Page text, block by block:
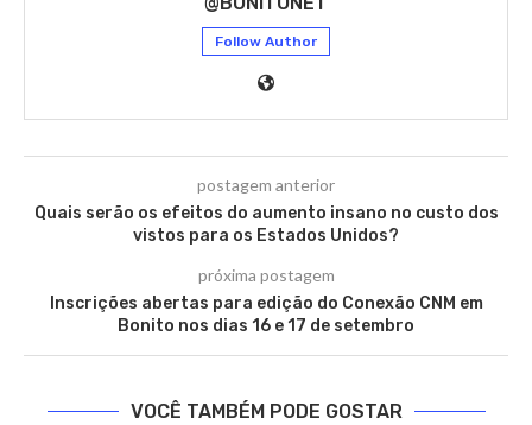
Follow Author
postagem anterior
Quais serão os efeitos do aumento insano no custo dos
vistos para os Estados Unidos?
próxima postagem
Inscrições abertas para edição do Conexão CNM em
Bonito nos dias 16 e 17 de setembro
VOCÊ TAMBÉM PODE GOSTAR